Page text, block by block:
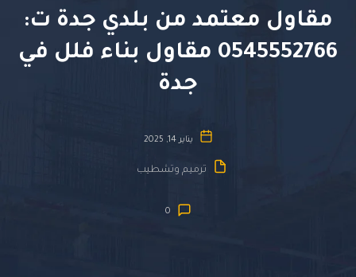
مقاول معتمد من بلدي جدة ت:
0545552766 مقاول بناء فلل في
جدة
يناير 14, 2025
ترميم وتشطيب